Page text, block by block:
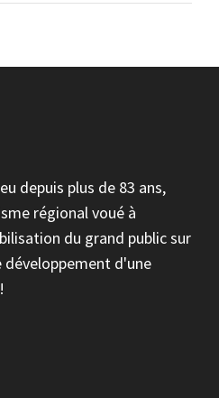
depuis plus de 83 ans,
régional voué à
du grand public sur
développement d'une